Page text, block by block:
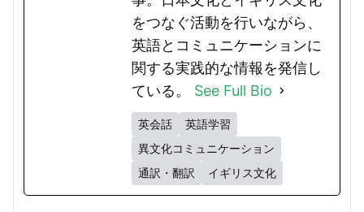
をつなぐ活動を行いながら、
英語とコミュニケーションに
関する実践的な情報を発信し
ている。 See Full Bio
英会話
英語学習
異文化コミュニケーション
通訳・翻訳
イギリス文化